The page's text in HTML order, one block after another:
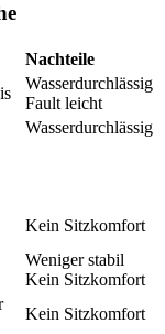
Nachteile
Wasserdurchlässig
Fault leicht
Wasserdurchlässig
Kein Sitzkomfort
Weniger stabil
Kein Sitzkomfort
Kein Sitzkomfort